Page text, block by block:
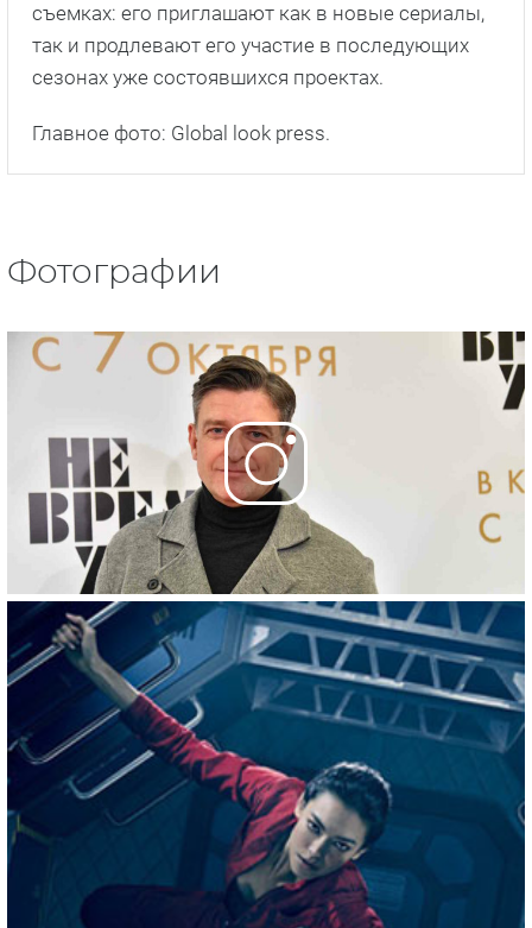
съемках: его приглашают как в новые сериалы,
так и продлевают его участие в последующих
сезонах уже состоявшихся проектах.
Главное фото: Global look press.
Фотографии